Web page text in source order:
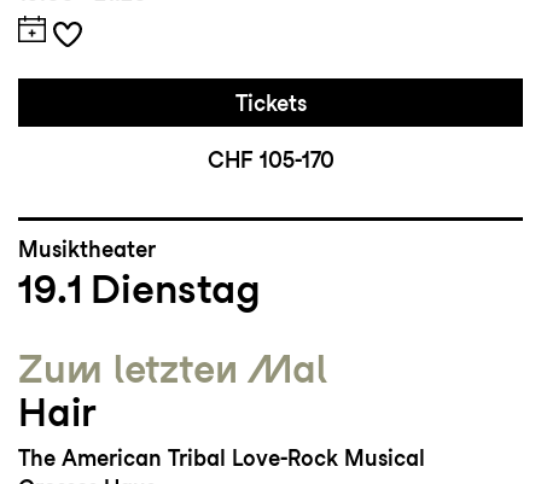
Tickets
CHF 105-170
Musiktheater
19.1 Dienstag
Zum letzten Mal
Hair
The American Tribal Love-Rock Musical